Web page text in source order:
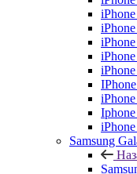
iPhone
Samsung